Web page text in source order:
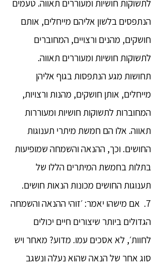
לתשוקות חושיות ומעוררים תאווה. טעמים
הנתפסים בלשון אליהם מייחלים, אותם
חושקים, מהנים ורצויים, המחוברים
לתשוקות חושיות ומעוררים תאווה.
תחושות מגע הנתפסות בגוף אליהן
מייחלים, אותן חושקים, מהנות ורצויות,
המחוברות לתשוקות חושיות ומעוררות
תאווה. אלו הם חמשת מיתרי תענוגות
החושים. וכך, ההנאה והשמחה שמופיעות
בתלות בחמשת המיתרים הללו של
תענוגות החושים מכונות הנאות חושים.
7. אם מישהו יאמר: ׳זוהי ההנאה והשמחה
הגדולים ביותר שיצורים חיים יכולים
לחוות׳, לא אסכים עמו. מדוע? מאחר ויש
סוג אחר של הנאה שהוא נעלה ונשגב